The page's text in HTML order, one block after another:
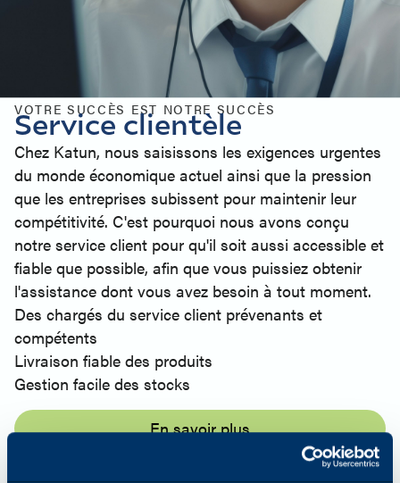
VOTRE SUCCÈS EST NOTRE SUCCÈS
Service clientèle
Chez Katun, nous saisissons les exigences urgentes
du monde économique actuel ainsi que la pression
que les entreprises subissent pour maintenir leur
compétitivité. C'est pourquoi nous avons conçu
notre service client pour qu'il soit aussi accessible et
fiable que possible, afin que vous puissiez obtenir
l'assistance dont vous avez besoin à tout moment.
Des chargés du service client prévenants et
compétents
Livraison fiable des produits
Gestion facile des stocks
En savoir plus